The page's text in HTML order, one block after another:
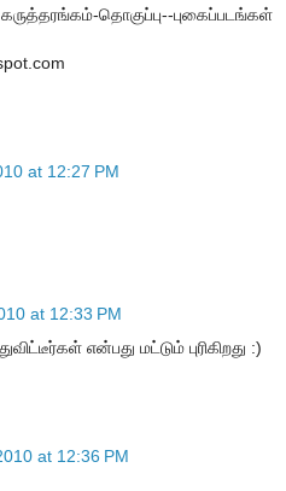
கருத்தரங்கம்-தொகுப்பு--புகைப்படங்கள்
at 12:27 PM
at 12:33 PM
என்பது மட்டும் புரிகிறது :)
at 12:36 PM